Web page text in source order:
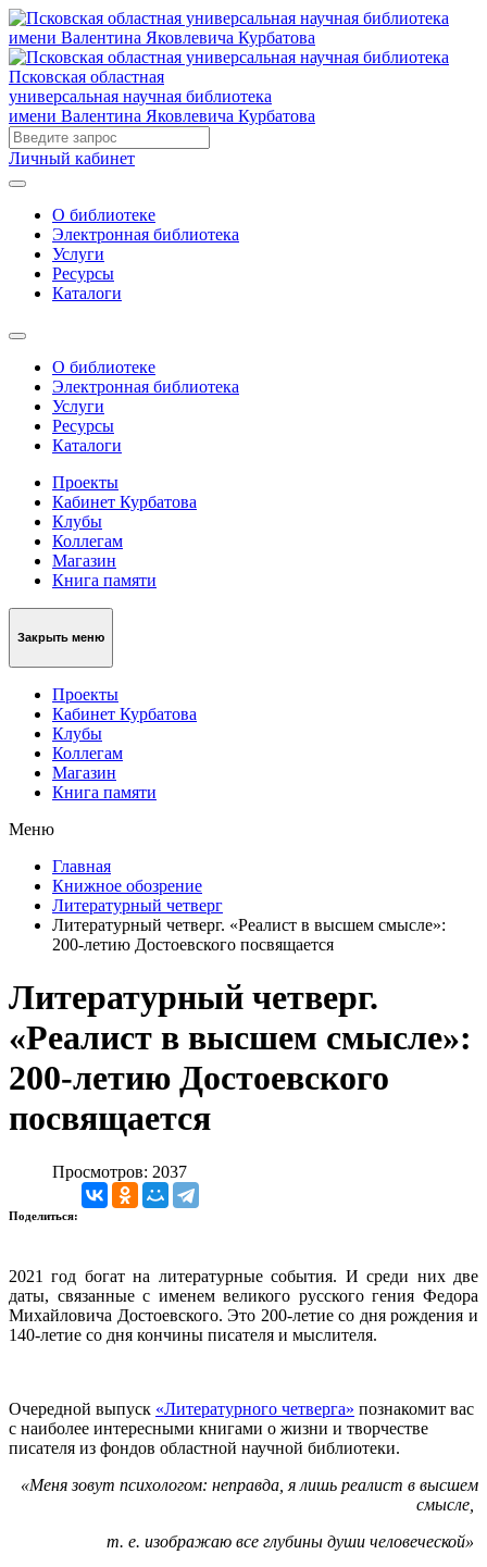
Псковская областная
универсальная научная библиотека
имени Валентина Яковлевича Курбатова
Личный кабинет
О библиотеке
Электронная библиотека
Услуги
Ресурсы
Каталоги
О библиотеке
Электронная библиотека
Услуги
Ресурсы
Каталоги
Проекты
Кабинет Курбатова
Клубы
Коллегам
Магазин
Книга памяти
Закрыть меню
Проекты
Кабинет Курбатова
Клубы
Коллегам
Магазин
Книга памяти
Меню
Главная
Книжное обозрение
Литературный четверг
Литературный четверг. «Реалист в высшем смысле»:
200-летию Достоевского посвящается
Литературный четверг.
«Реалист в высшем смысле»:
200-летию Достоевского
посвящается
Просмотров: 2037
Поделиться:
2021 год богат на литературные события. И среди них две
даты, связанные с именем великого русского гения Федора
Михайловича Достоевского. Это 200-летие со дня рождения и
140-летие со дня кончины писателя и мыслителя.
Очередной выпуск «Литературного четверга» познакомит вас
с наиболее интересными книгами о жизни и творчестве
писателя из фондов областной научной библиотеки.
«Меня зовут психологом: неправда, я лишь реалист в высшем
смысле,
т. е. изображаю все глубины души человеческой»